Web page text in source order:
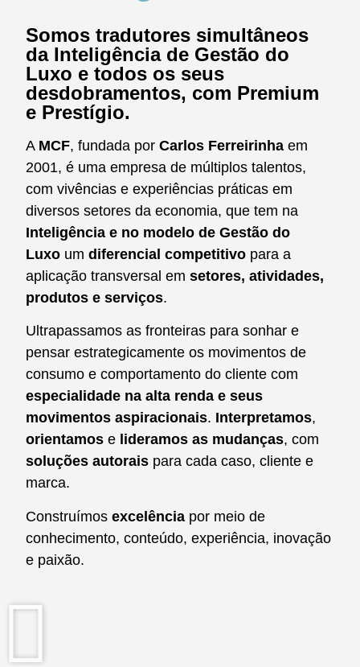
Somos tradutores simultâneos
da Inteligência de Gestão do
Luxo e todos os seus
desdobramentos, com Premium
e Prestígio.
A MCF, fundada por Carlos Ferreirinha em
2001, é uma empresa de múltiplos talentos,
com vivências e experiências práticas em
diversos setores da economia, que tem na
Inteligência e no modelo de Gestão do
Luxo um diferencial competitivo para a
aplicação transversal em setores, atividades,
produtos e serviços.
Ultrapassamos as fronteiras para sonhar e
pensar estrategicamente os movimentos de
consumo e comportamento do cliente com
especialidade na alta renda e seus
movimentos aspiracionais. Interpretamos,
orientamos e lideramos as mudanças, com
soluções autorais para cada caso, cliente e
marca.
Construímos excelência por meio de
conhecimento, conteúdo, experiência, inovação
e paixão.